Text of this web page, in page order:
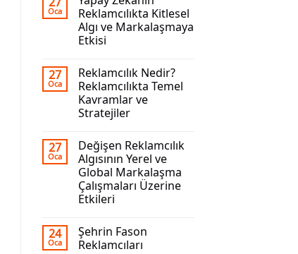
Oca
Reklamcılıkta Kitlesel
Algı ve Markalaşmaya
Etkisi
27
Oca
Reklamcılık Nedir?
Reklamcılıkta Temel
Kavramlar ve
Stratejiler
27
Oca
Değişen Reklamcılık
Algısının Yerel ve
Global Markalaşma
Çalışmaları Üzerine
Etkileri
24
Oca
Şehrin Fason
Reklamcıları